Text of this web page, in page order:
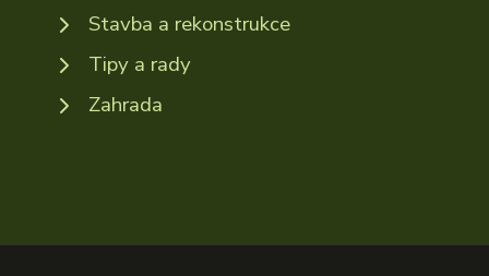
Stavba a rekonstrukce
Tipy a rady
Zahrada